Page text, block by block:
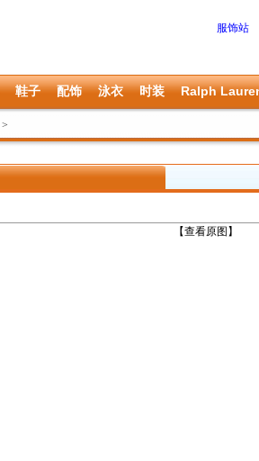
服饰站
鞋子 配饰 泳衣 时装 Ralph
>
【查看原图】
上一张